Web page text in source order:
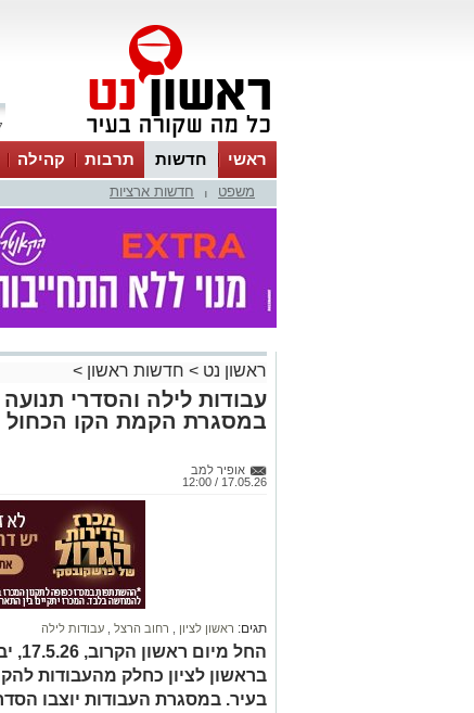
07
ראשי חדשות תרבות קהילה
משפט חדשות ארציות
ראשון נט > חדשות ראשון >
עבודות לילה והסדרי
במסגרת הקמת הקו הכחול
אופיר למב
17.05.26 / 12:00
תגים: ראשון לציון רחוב הרצל עבודות לילה
החל
בראשון לציון כחלק מהעבודות
בעיר. במסגרת העבודות יוצבו